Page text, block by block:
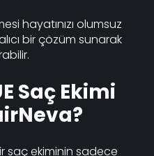
hayatınızı olumsuz
bir çözüm sunarak
Saç Ekimi
saç ekiminin sadece